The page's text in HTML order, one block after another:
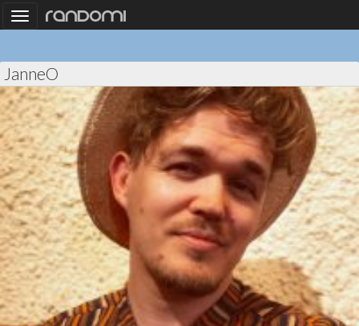
Toggle
navigation
JanneO